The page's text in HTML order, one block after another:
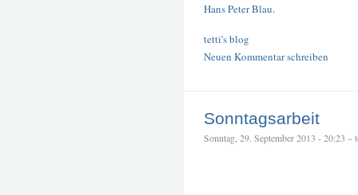
Hans Peter Blau.
tetti's blog
Neuen Kommentar schreiben
Sonntagsarbeit
Sonntag, 29. September 2013 - 20:23 –